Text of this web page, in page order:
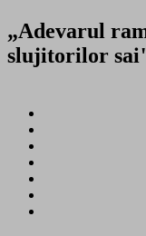
„Adevarul
slujitorilor